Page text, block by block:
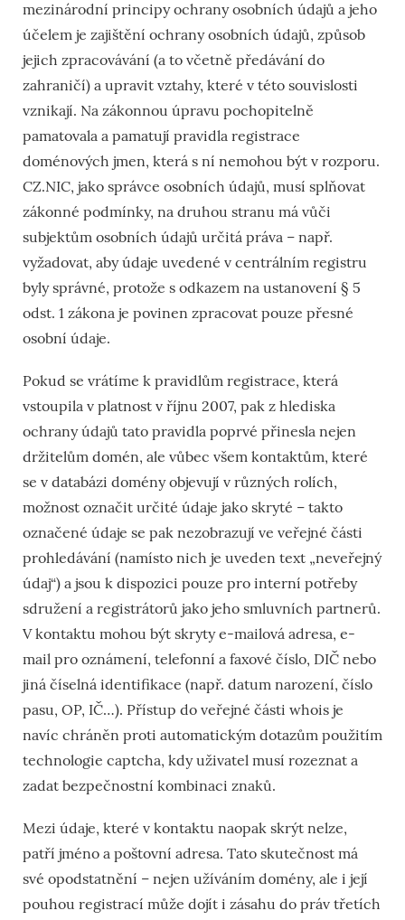
mezinárodní principy ochrany osobních údajů a jeho
účelem je zajištění ochrany osobních údajů, způsob
jejich zpracovávání (a to včetně předávání do
zahraničí) a upravit vztahy, které v této souvislosti
vznikají. Na zákonnou úpravu pochopitelně
pamatovala a pamatují pravidla registrace
doménových jmen, která s ní nemohou být v rozporu.
CZ.NIC, jako správce osobních údajů, musí splňovat
zákonné podmínky, na druhou stranu má vůči
subjektům osobních údajů určitá práva – např.
vyžadovat, aby údaje uvedené v centrálním registru
byly správné, protože s odkazem na ustanovení § 5
odst. 1 zákona je povinen zpracovat pouze přesné
osobní údaje.
Pokud se vrátíme k pravidlům registrace, která
vstoupila v platnost v říjnu 2007, pak z hlediska
ochrany údajů tato pravidla poprvé přinesla nejen
držitelům domén, ale vůbec všem kontaktům, které
se v databázi domény objevují v různých rolích,
možnost označit určité údaje jako skryté – takto
označené údaje se pak nezobrazují ve veřejné části
prohledávání (namísto nich je uveden text „neveřejný
údaj“) a jsou k dispozici pouze pro interní potřeby
sdružení a registrátorů jako jeho smluvních partnerů.
V kontaktu mohou být skryty e-mailová adresa, e-
mail pro oznámení, telefonní a faxové číslo, DIČ nebo
jiná číselná identifikace (např. datum narození, číslo
pasu, OP, IČ…). Přístup do veřejné části whois je
navíc chráněn proti automatickým dotazům použitím
technologie captcha, kdy uživatel musí rozeznat a
zadat bezpečnostní kombinaci znaků.
Mezi údaje, které v kontaktu naopak skrýt nelze,
patří jméno a poštovní adresa. Tato skutečnost má
své opodstatnění – nejen užíváním domény, ale i její
pouhou registrací může dojít i zásahu do práv třetích